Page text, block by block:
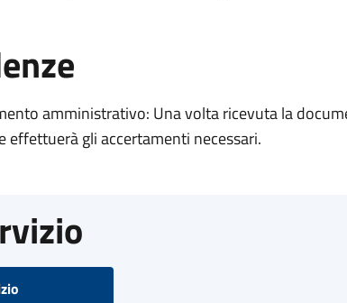
amministrativo: Una volta ricevuta la
gli accertamenti necessari.